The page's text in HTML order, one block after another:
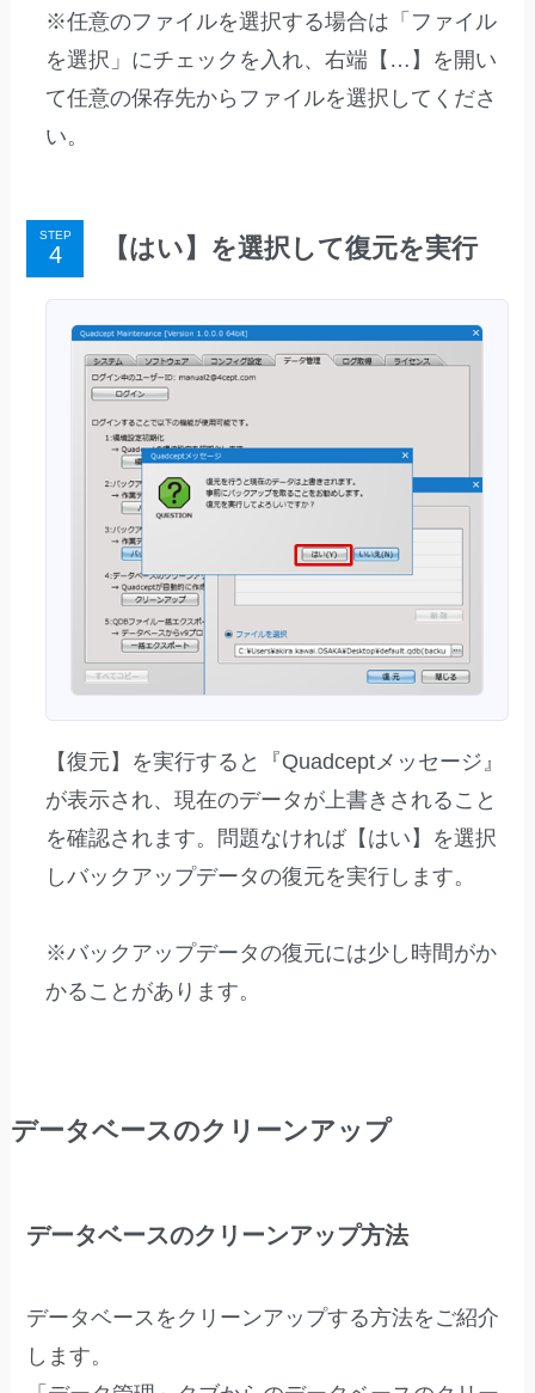
※任意のファイルを選択する場合は「ファイル
を選択」にチェックを入れ、右端【…】を開い
て任意の保存先からファイルを選択してくださ
い。
STEP 【はい】を選択して復元を実行
【復元】を実行すると『Quadceptメッセージ』
が表示され、現在のデータが上書きされること
を確認されます。問題なければ【はい】を選択
しバックアップデータの復元を実行します。
※バックアップデータの復元には少し時間がか
かることがあります。
データベースのクリーンアップ
データベースのクリーンアップ方法
データベースをクリーンアップする方法をご紹介
します。